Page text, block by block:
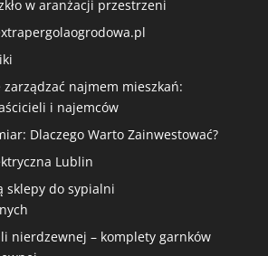
w aranżacji przestrzeni
zarządzać najmem mieszkań:
i najemców
Dlaczego Warto Zainwestować?
Lublin
sklepy do sypialni
nierdzewnej – komplety garnków